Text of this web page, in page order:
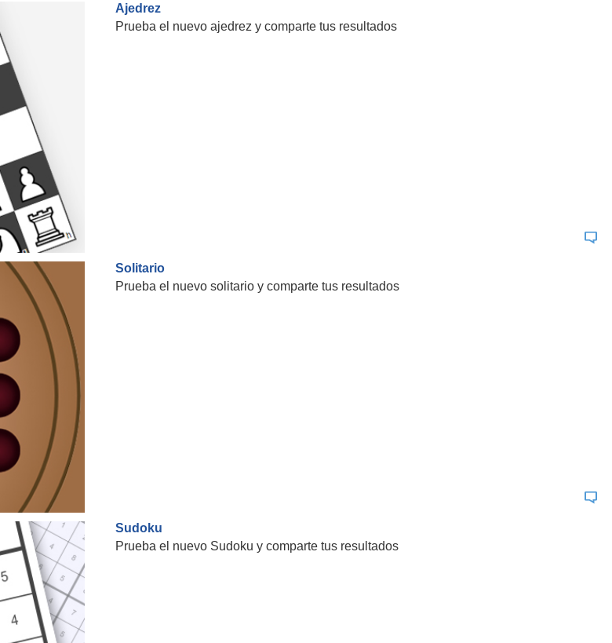
Ajedrez
Prueba el nuevo ajedrez y comparte tus resultados
Solitario
Prueba el nuevo solitario y comparte tus resultados
Sudoku
Prueba el nuevo Sudoku y comparte tus resultados